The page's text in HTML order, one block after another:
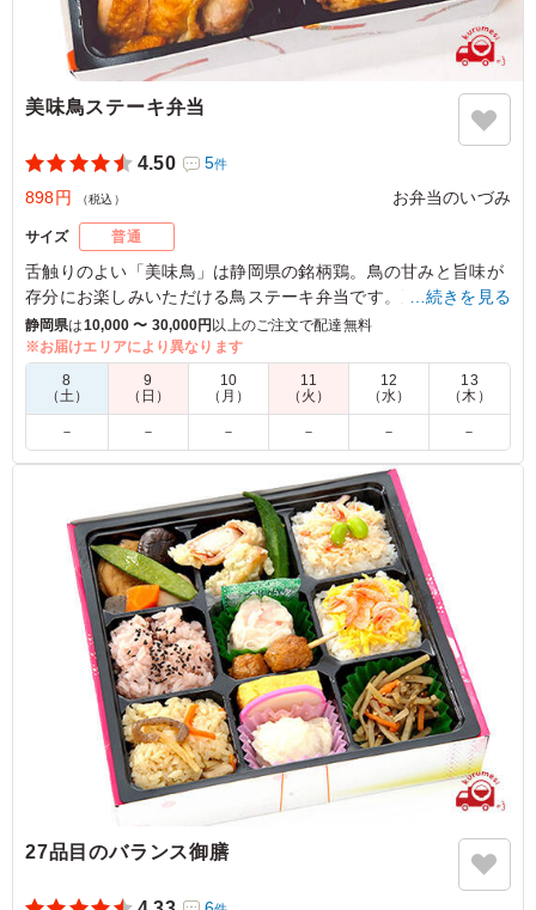
美味鳥ステーキ弁当
4.50 5件
898円 （税込） お弁当のいづみ
サイズ 普通
舌触りのよい「美味鳥」は静岡県の銘柄鶏。鳥の甘みと旨味が
存分にお楽しみいただける鳥ステーキ弁当です。五目御飯とと
もにお召し上がりください。
※仕入れの関係上、12/21～1/9の間以下変更になります。
・締切 ：12/18（水）12時まで
炊き込みご飯も美味鳥も、味がしっかり染みこんでいて非
常に美味しかったです。 他のお弁当に比べると品数は多
くはないですが、満足できるお弁当でした。 次回もこち
らを注文しようと思います。
ご利用シーン：会議・セミナー›勉強会
静岡県浜松市中央区松城町2024/08/10
…続きを見る
静岡県は10,000 〜 30,000円 以上のご注文で配達無料
※お届けエリアにより異なります
8
（土）
9
（日）
10
（月）
11
（火）
12
（水）
13
（木）
－ － － － － －
27品目のバランス御膳